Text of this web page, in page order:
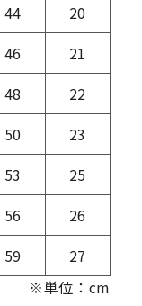
44
20
46
21
48
22
50
23
53
25
56
26
59
27
※単位：cm